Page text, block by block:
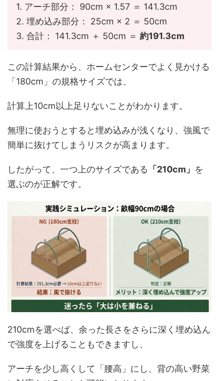
1. アーチ部分： 90cm × 1.57 ＝ 141.3cm
2. 埋め込み部分： 25cm × 2 ＝ 50cm
3. 合計： 141.3cm ＋ 50cm ＝ 約191.3cm
この計算結果から、ホームセンターでよく見かける
「180cm」の規格サイズでは、
計算上10cm以上足りないことがわかります。
無理に使おうとすると埋め込みが浅くなり、強風で
簡単に抜けてしまうリスクが高まります。
したがって、一つ上のサイズである 「210cm」 を
選ぶのが正解です。
210cmを選べば、余った長さをさらに深く埋め込ん
で強度を上げることもできますし、
アーチを少し高くして「腰高」にし、背の高い野菜